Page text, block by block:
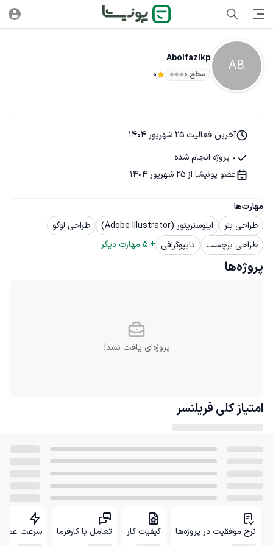
AB
Abolfazlkp
سطح ۰ 0
مهارت‌ها
طراحی بنر
ایلوستریتور (Adobe Illustrator)
طراحی لوگو
طراحی برچسب
تایپوگرافی +
5 مهارت دیگر
آخرین فعالیت 25 شهریور 1404
0 پروژه انجام شده
عضو پونیشا از 25 شهریور 1404
پروژه‌ها
پروژه‌ای یافت نشد!
امتیاز کلی فریلنسر
نرخ موفقیت در پروژه‌ها کیفیت کار تعامل با کارفرما سرعت عمل